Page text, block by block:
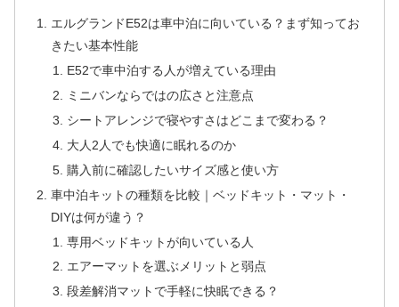
エルグランドE52は車中泊に向いている？まず知ってお
きたい基本性能
E52で車中泊する人が増えている理由
ミニバンならではの広さと注意点
シートアレンジで寝やすさはどこまで変わる？
大人2人でも快適に眠れるのか
購入前に確認したいサイズ感と使い方
車中泊キットの種類を比較｜ベッドキット・マット・
DIYは何が違う？
専用ベッドキットが向いている人
エアーマットを選ぶメリットと弱点
段差解消マットで手軽に快眠できる？